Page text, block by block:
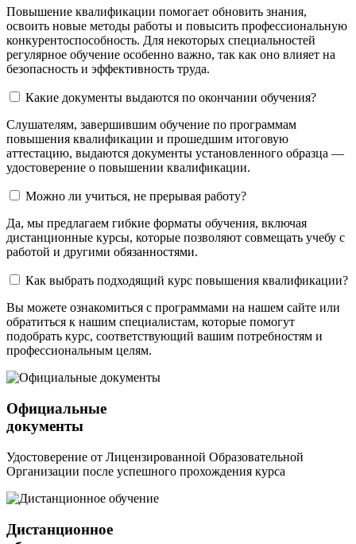
Повышение квалификации помогает обновить знания,
освоить новые методы работы и повысить профессиональную
конкурентоспособность. Для некоторых специальностей
регулярное обучение особенно важно, так как оно влияет на
безопасность и эффективность труда.
Какие документы выдаются по окончании обучения?
Слушателям, завершившим обучение по программам
повышения квалификации и прошедшим итоговую
аттестацию, выдаются документы установленного образца —
удостоверение о повышении квалификации.
Можно ли учиться, не прерывая работу?
Да, мы предлагаем гибкие форматы обучения, включая
дистанционные курсы, которые позволяют совмещать учебу с
работой и другими обязанностями.
Как выбрать подходящий курс повышения квалификации?
Вы можете ознакомиться с программами на нашем сайте или
обратиться к нашим специалистам, которые помогут
подобрать курс, соответствующий вашим потребностям и
профессиональным целям.
Официальные
документы
Удостоверение от Лицензированной Образовательной
Организации после успешного прохождения курса
Дистанционное